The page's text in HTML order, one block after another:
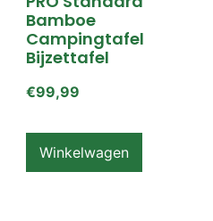
Bamboe
Campingtafel
Bijzettafel
€99,99
Winkelwagen